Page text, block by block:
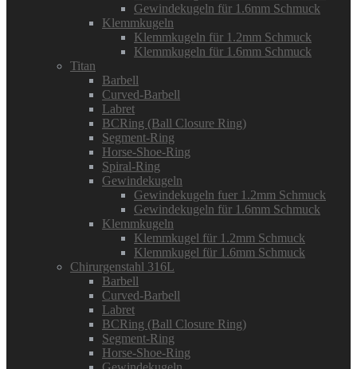
Gewindekugeln für 1.6mm Schmuck
Klemmkugeln
Klemmkugeln für 1.2mm Schmuck
Klemmkugeln für 1.6mm Schmuck
Titan
Barbell
Curved-Barbell
Labret
BCRing (Ball Closure Ring)
Segment-Ring
Horse-Shoe-Ring
Spiral-Ring
Gewindekugeln
Gewindekugeln fuer 1.2mm Schmuck
Gewindekugeln für 1.6mm Schmuck
Klemmkugeln
Klemmkugel für 1.2mm Schmuck
Klemmkugel für 1.6mm Schmuck
Chirurgenstahl 316L
Barbell
Curved-Barbell
Labret
BCRing (Ball Closure Ring)
Segment-Ring
Horse-Shoe-Ring